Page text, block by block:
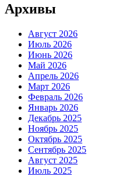
Архивы
Август 2026
Июль 2026
Июнь 2026
Май 2026
Апрель 2026
Март 2026
Февраль 2026
Январь 2026
Декабрь 2025
Ноябрь 2025
Октябрь 2025
Сентябрь 2025
Август 2025
Июль 2025